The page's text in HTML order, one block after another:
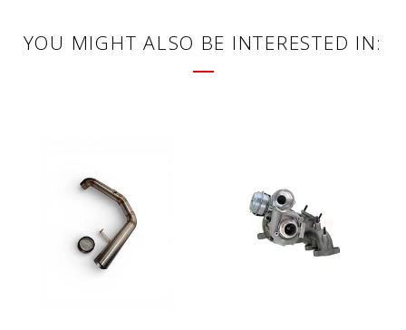
YOU MIGHT ALSO BE INTERESTED IN: